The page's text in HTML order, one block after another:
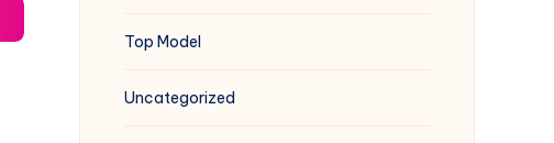
Top Model
Uncategorized